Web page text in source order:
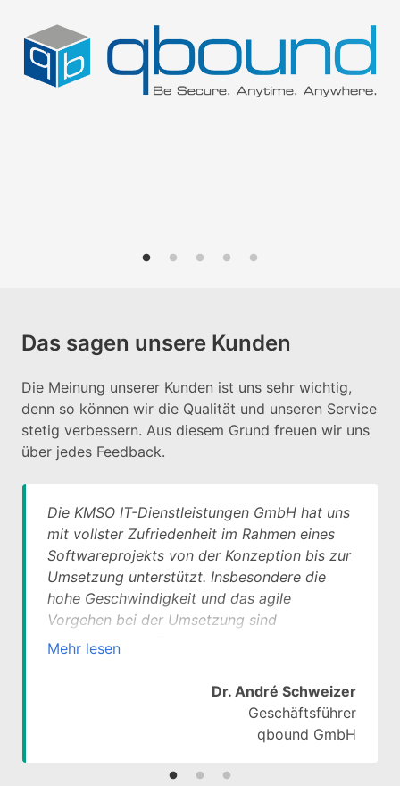
Das sagen unsere Kunden
Die Meinung unserer Kunden ist uns sehr wichtig,
denn so können wir die Qualität und unseren Service
stetig verbessern. Aus diesem Grund freuen wir uns
über jedes Feedback.
Die KMSO IT-Dienstleistungen GmbH hat uns
mit vollster Zufriedenheit im Rahmen eines
Softwareprojekts von der Konzeption bis zur
Umsetzung unterstützt. Insbesondere die
hohe Geschwindigkeit und das agile
Vorgehen bei der Umsetzung sind
hervorzuheben. Ferner war unsere
und umgehenden Reaktionen auf Anfragen
sowie Anpassungsbedarfe geprägt.
Zusammengefasst haben wir einen
erstklassigen Service erhalten und nehmen
diesen für weitere Anfragen gerne wieder in
Mehr lesen
Dr. André Schweizer
Geschäftsführer
qbound GmbH